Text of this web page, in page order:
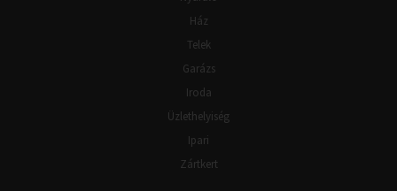
Ház
Telek
Garázs
Iroda
Üzlethelyiség
Ipari
Zártkert